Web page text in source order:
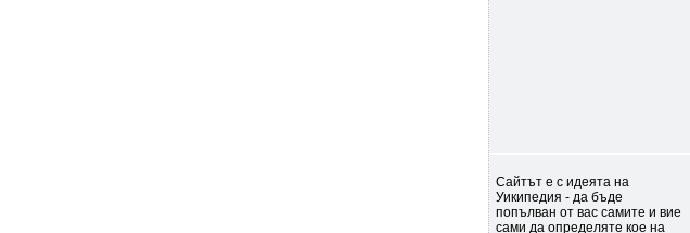
Сайтът е с идеята на
Уикипедия - да бъде
попълван от вас самите и вие
сами да определяте кое на